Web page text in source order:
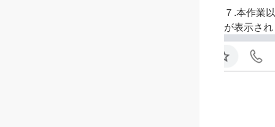
７.本作業
が表示さ